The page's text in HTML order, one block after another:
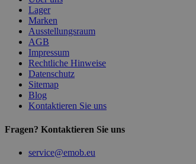
Lager
Marken
Ausstellungsraum
AGB
Impressum
Rechtliche Hinweise
Datenschutz
Sitemap
Blog
Kontaktieren Sie uns
Fragen? Kontaktieren Sie uns
service@emob.eu